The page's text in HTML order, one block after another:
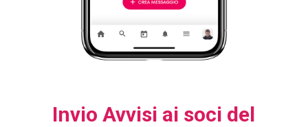
Invio Avvisi ai soci del